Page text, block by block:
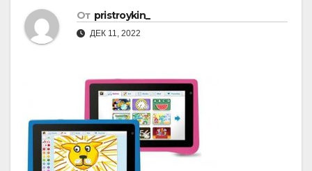
От pristroykin_
ДЕК 11, 2022